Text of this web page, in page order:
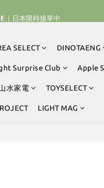
Hello Kitty 、Disney 】 ▶ 任
SELECT DINOTAENG
Surprise Club Apple
水家電 TOYSELECT
LIGHT MAG